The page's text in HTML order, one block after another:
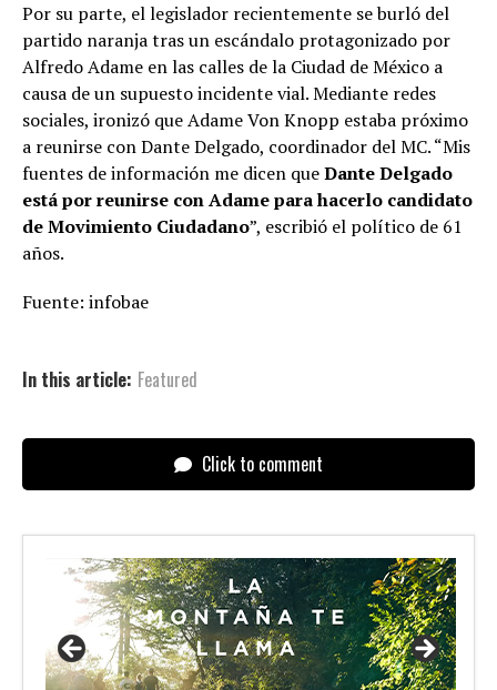
Por su parte, el legislador recientemente se burló del
partido naranja tras un escándalo protagonizado por
Alfredo Adame en las calles de la Ciudad de México a
causa de un supuesto incidente vial. Mediante redes
sociales, ironizó que Adame Von Knopp estaba próximo
a reunirse con Dante Delgado, coordinador del MC. “Mis
fuentes de información me dicen queDante Delgado
está por reunirse con Adame para hacerlo candidato
de Movimiento Ciudadano”, escribió el político de 61
años.
Fuente: infobae
In this article: Featured
Click to comment